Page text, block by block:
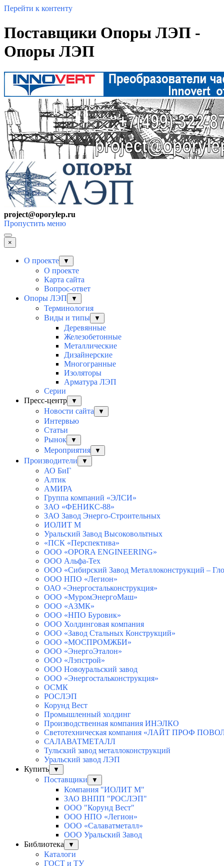
Перейти к контенту
Поставщики Опоры ЛЭП -
Опоры ЛЭП
project@oporylep.ru
Пропустить меню
×
О проекте ▼
О проекте
Карта сайта
Вопрос-ответ
Опоры ЛЭП
▼
Терминология
Виды и типы
▼
Деревянные
Железобетонные
Металлические
Дизайнерские
Многогранные
Изоляторы
Арматура ЛЭП
Серии
Пресс-центр
▼
Новости сайта ▼
Интервью
Статьи
Рынок
▼
Мероприятия ▼
Производители ▼
АО БиГ
Алтик
АМИРА
Группа компаний «ЭЛСИ»
ЗАО «ФЕНИКС-88»
ЗАО Завод Энерго-Строительных
ИОЛИТ М
Уральский Завод Высоковольтных
«ПСК «Перспектива»
ООО «OPORA ENGINEERING»
ООО Альфа-Тех
ООО «Сибирский Завод Металлоконструкций –
ООО НПО «Легион»
ОАО «Энергостальконструкция»
ООО «МуромЭнергоМаш»
ООО «АЗМК»
ООО «НПО Буровик»
ООО Холдинговая компания
ООО «Завод Стальных Конструкций»
ООО «МОСПРОМЖБИ»
ООО «ЭнергоЭталон»
ООО «Лэпстрой»
ООО Новоуральский завод
ООО «Энергостальконструкция»
ОСМК
РОСЛЭП
Корунд Вест
Промышленный холдинг
Производственная компания ИНЭЛКО
Светотехническая компания «ЛАЙТ ПРОФ
САЛАВАТМЕТАЛЛ
Тульский завод металлоконструкций
Уральский завод ЛЭП
Купить
▼
Поставщики ▼
Компания "ИОЛИТ М"
ЗАО ВНПП "РОСЛЭП"
ООО "Корунд Вест"
ООО НПО «Легион»
ООО «Салаватметалл»
ООО Уральский Завод
Библиотека
▼
Каталоги
ГОСТ и ТУ